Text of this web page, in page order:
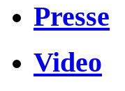
Presse
Video